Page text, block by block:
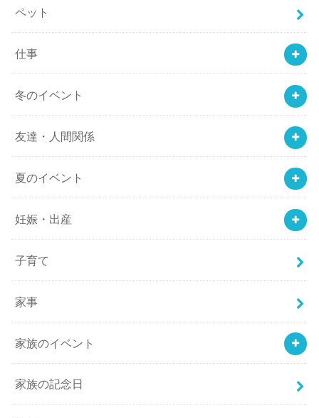
ペット
仕事
冬のイベント
友達・人間関係
夏のイベント
妊娠・出産
子育て
家事
家族のイベント
家族の記念日